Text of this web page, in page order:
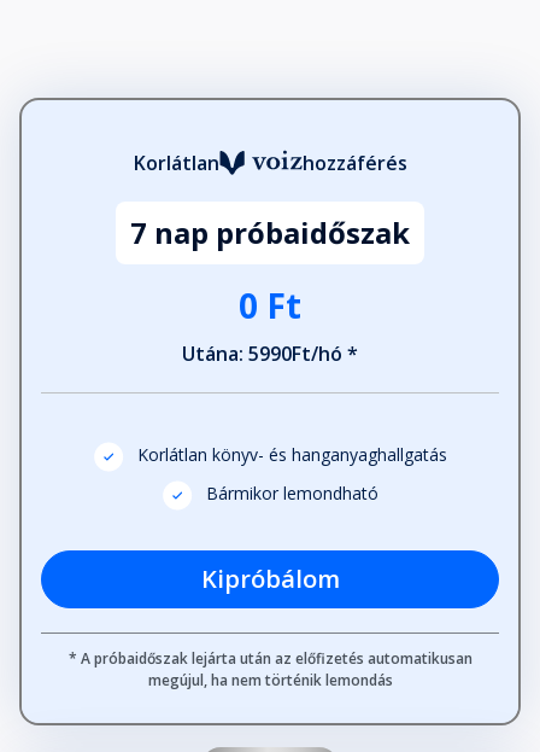
Kilenc hónappal később
Korlátlan hozzáférés
7 nap próbaidőszak
0 Ft
Utána: 5990Ft/hó *
Korlátlan könyv- és hanganyaghallgatás
Bármikor lemondható
Kipróbálom
* A próbaidőszak lejárta után az előfizetés automatikusan
megújul, ha nem történik lemondás